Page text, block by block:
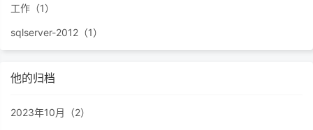
工作（1）
sqlserver-2012（1）
他的归档
2023年10月（2）